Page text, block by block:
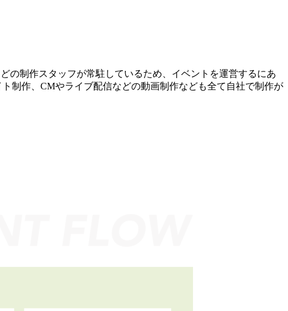
の制作スタッフが常駐しているため、イベントを運営するにあ
制作、CMやライブ配信などの動画制作なども全て自社で制作が